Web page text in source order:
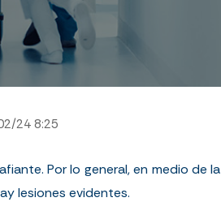
24 8:25
Por lo general, en medio de
lesiones evidentes.